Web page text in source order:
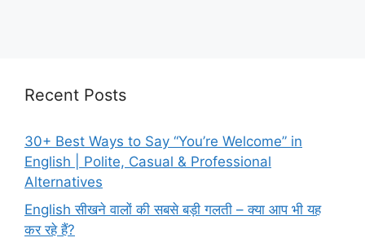
Recent Posts
30+ Best Ways to Say “You’re Welcome” in
English | Polite, Casual & Professional
Alternatives
English सीखने वालों की सबसे बड़ी गलती – क्या आप भी यह
कर रहे हैं?